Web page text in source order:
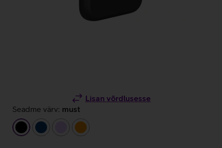
Lisan võrdlusesse
Seadme värv: must
must
tumesininehelelillaoranž